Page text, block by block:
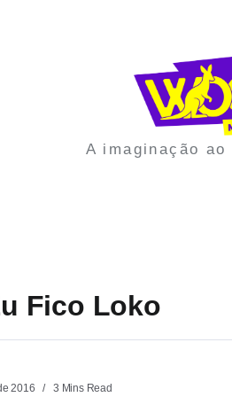
A imaginação
Fico Loko
2016 3 Mins Read